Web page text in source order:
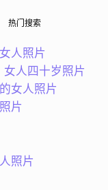
的居家女孑，现已
。多谢留意我的男
真心坦诚相待，
...
元以下
热门搜索
人照片
女人四十岁照片
女人照片
片
照片